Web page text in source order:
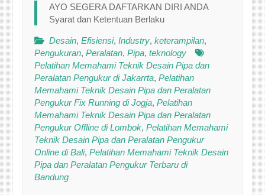
AYO SEGERA DAFTARKAN DIRI ANDA
Syarat dan Ketentuan Berlaku
Desain,Efisiensi,Industry,keterampilan,
Pengukuran,Peralatan,Pipa,teknology
Pelatihan Memahami Teknik Desain Pipa dan
Peralatan Pengukur di Jakarrta,Pelatihan
Memahami Teknik Desain Pipa dan Peralatan
Pengukur Fix Running di Jogja,Pelatihan
Memahami Teknik Desain Pipa dan Peralatan
Pengukur Offline di Lombok,Pelatihan Memahami
Teknik Desain Pipa dan Peralatan Pengukur
Online di Bali,Pelatihan Memahami Teknik Desain
Pipa dan Peralatan Pengukur Terbaru di
Bandung